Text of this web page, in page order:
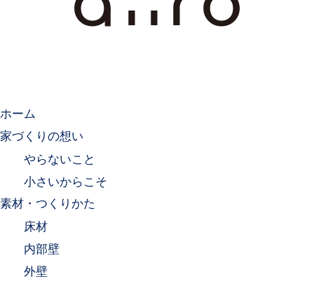
ホーム
家づくりの想い
やらないこと
小さいからこそ
素材・つくりかた
床材
内部壁
外壁